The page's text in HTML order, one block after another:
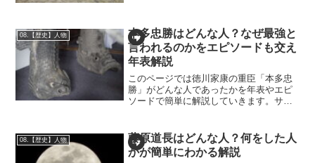
08.【歴史】人物
本多忠勝はどんな人？なぜ最強と
言われるのかをエピソードも交え
年表解説
このページでは徳川家康の重臣「本多忠
勝」がどんな人であったかを年表やエピ
ソードで簡単に解説していきます。サク
どんな人？徳川四天王の一人で本多忠勝
は戦国最強と言われた武将...
08.【歴史】人物
藤原道長はどんな人？何をした人
かが簡単にわかる解説